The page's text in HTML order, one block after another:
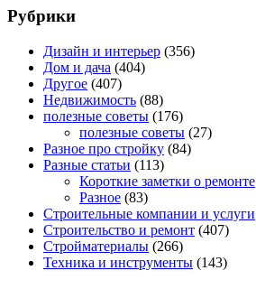
Рубрики
Дизайн и интерьер (356)
Дом и дача (404)
Другое (407)
Недвижимость (88)
полезные советы (176)
полезные советы (27)
Разное про стройку (84)
Разные статьи (113)
Короткие заметки о ремонте
Разное (83)
Строительные компании и услуги
Строительство и ремонт (407)
Стройматериалы (266)
Техника и инструменты (143)